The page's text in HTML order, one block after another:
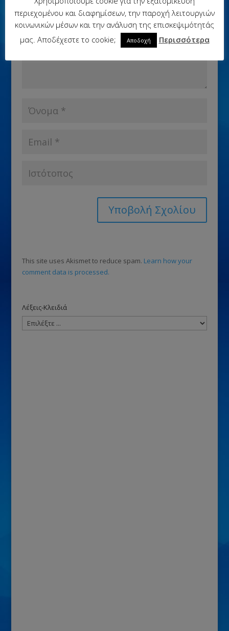
This site uses Akismet to reduce spam. Learn how your
comment data is processed.
Λέξεις-Κλειδιά
περιεχομένου και διαφημίσεων, την παροχή λειτουργιών
κοινωνικών μέσων και την ανάλυση της επισκεψιμότητάς
μας. Αποδέχεστε το cookie;
Αποδοχή Περισσότερα